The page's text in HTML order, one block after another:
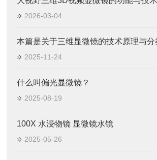
2026-03-04
本篇是关于三维显微镜的技术原理与分
2025-11-24
什么叫偏光显微镜？
2025-08-19
100X 水浸物镜 显微镜水镜
2025-05-26